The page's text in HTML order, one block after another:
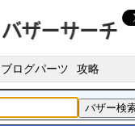
ブログパーツ 攻略